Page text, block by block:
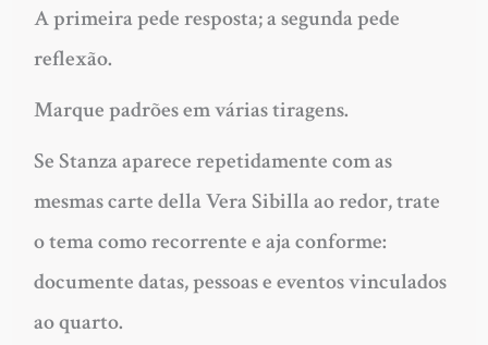
A primeira pede resposta; a segunda pede
reflexão.
Marque padrões em várias tiragens.
Se Stanza aparece repetidamente com as
mesmas carte della Vera Sibilla ao redor, trate
o tema como recorrente e aja conforme:
documente datas, pessoas e eventos vinculados
ao quarto.